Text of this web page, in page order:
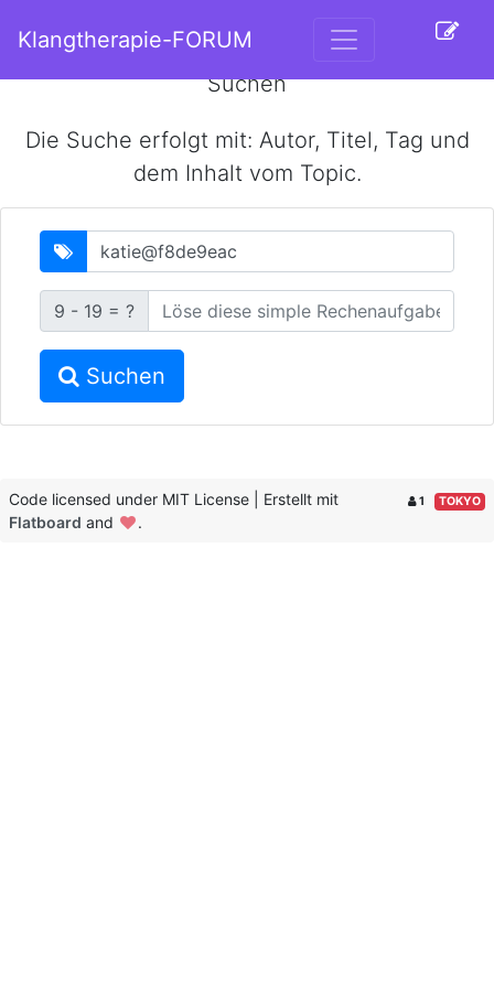
Klangtherapie-FORUM
Suchen
Die Suche erfolgt mit: Autor, Titel, Tag und
dem Inhalt vom Topic.
9 - 19 = ?
Captcha
Suchen
1 TOKYO
Code licensed under MIT License | Erstellt mit
Flatboard and .